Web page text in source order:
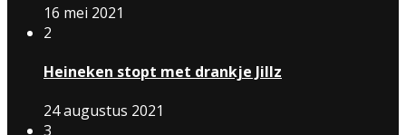
16 mei 2021
2
Heineken stopt met drankje Jillz
24 augustus 2021
3